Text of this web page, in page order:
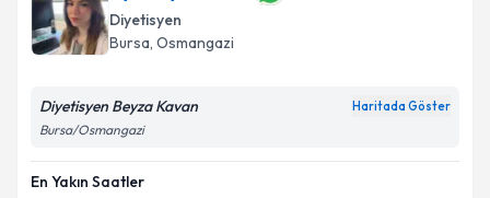
Diyetisyen
Bursa, Osmangazi
Diyetisyen Beyza Kavan Haritada Göster
Bursa/Osmangazi
En Yakın Saatler